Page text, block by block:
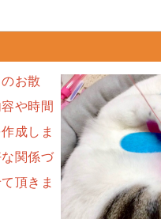
お散
や時間
成しま
関係づ
頂きま